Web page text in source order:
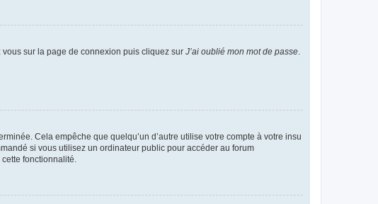
sur la page de connexion puis cliquez sur J’ai oublié mon mot de passe.
Cela empêche que quelqu’un d’autre utilise votre compte à votre insu
si vous utilisez un ordinateur public pour accéder au forum
fonctionnalité.